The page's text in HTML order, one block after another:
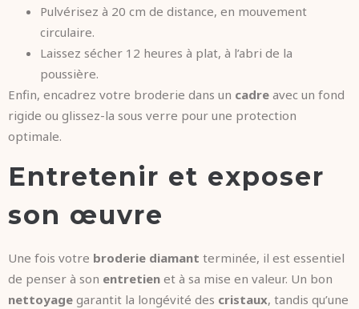
Pulvérisez à 20 cm de distance, en mouvement
circulaire.
Laissez sécher 12 heures à plat, à l’abri de la
poussière.
Enfin, encadrez votre broderie dans un cadre avec un fond
rigide ou glissez-la sous verre pour une protection
optimale.
Entretenir et exposer
son œuvre
Une fois votre broderie diamant terminée, il est essentiel
de penser à son entretien et à sa mise en valeur. Un bon
nettoyage garantit la longévité des cristaux, tandis qu’une